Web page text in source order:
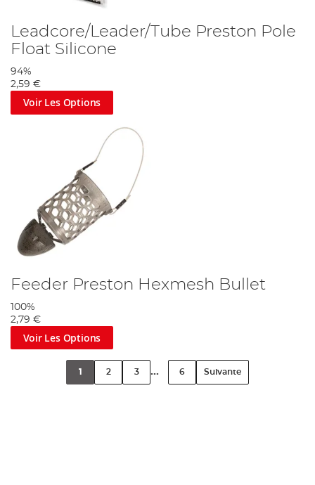
Leadcore/Leader/Tube Preston Pole
Float Silicone
94%
2,59 €
Voir Les Options
Feeder Preston Hexmesh Bullet
100%
2,79 €
Voir Les Options
1 2 3 ... 6 Suivante